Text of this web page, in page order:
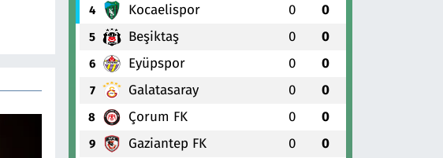
4 Kocaelispor 0 0
5 Beşiktaş 0 0
6 Eyüpspor 0 0
7 Galatasaray 0 0
8 Çorum FK 0 0
9 Gaziantep FK 0 0